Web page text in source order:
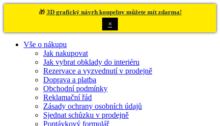
🎁 3D grafický návrh koupelny můžete mít zdarma!
×
Vše o nákupu
Jak nakupovat
Jak vybrat obklady do interiéru
Rezervace a vyzvednutí v prodejně
Doprava a platba
Obchodní podmínky
Reklamační řád
Zásady ochrany osobních údajů
Sjednat schůzku v prodejně
Poptávkový formulář